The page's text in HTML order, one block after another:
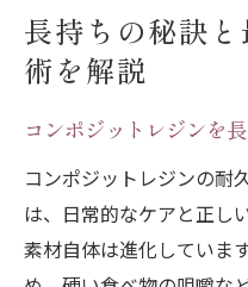
長持ちの秘訣
術を解説
コンポジットレジンを
コンポジットレジンの耐
は、日常的なケアと正し
素材自体は進化していま